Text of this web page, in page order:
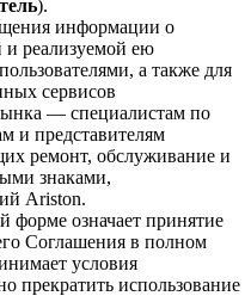
).
информации о
реализуемой ею
а также для
сервисов
— специалистам по
и представителям
ремонт, обслуживание и
знаками,
Ariston.
форме означает принятие
Соглашения в полном
условия
прекратить использование